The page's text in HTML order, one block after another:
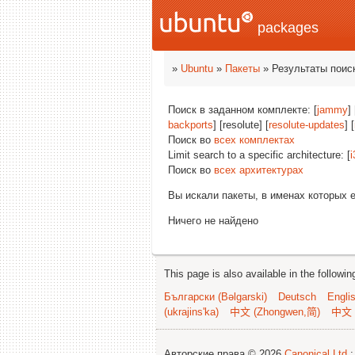
packages
» Ubuntu » Пакеты » Результаты
Поиск в заданном комплекте: [jammy]
backports] [resolute] [resolute-updates] [
Поиск во всех комплектах
Limit search to a specific architecture: [
Поиск во всех архитектурах
Вы искали пакеты, в именах которых
Ничего не найдено
This page is also available in the
Български (Bəlgarski)
Deutsch
(ukrajins'ka)
中文 (Zhongwen,简) 中文